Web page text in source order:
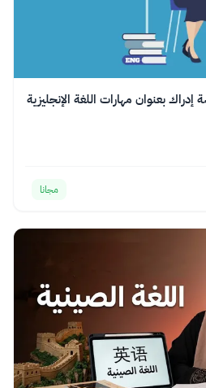
بعنوان مهارات اللغة الإنجليزية
مجانا